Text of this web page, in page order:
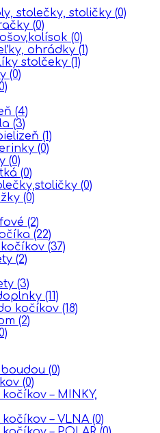
stolečky, stoličky (0)
(0)
(0)
ohrádky (1)
stolčeky (1)
(0)
(4)
(3)
(1)
(0)
(0)
(0)
(0)
(0)
(2)
(22)
(37)
(2)
(3)
(11)
kočíkov (18)
(2)
(0)
(0)
– MINKY,
– VLNA (0)